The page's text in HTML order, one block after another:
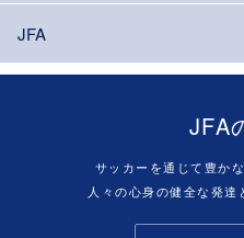
JFA
JFA
サッカーを通じて豊か
人々の心身の健全な発達